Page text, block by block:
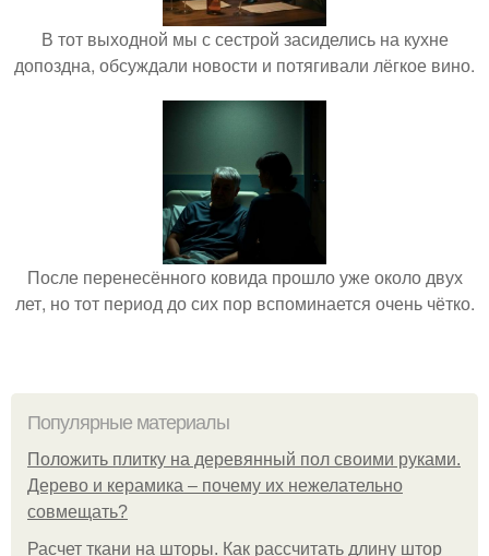
В тот выходной мы с сестрой засиделись на кухне
допоздна, обсуждали новости и потягивали лёгкое вино.
После перенесённого ковида прошло уже около двух
лет, но тот период до сих пор вспоминается очень чётко.
Популярные материалы
Положить плитку на деревянный пол своими руками.
Дерево и керамика – почему их нежелательно
совмещать?
Расчет ткани на шторы. Как рассчитать длину штор